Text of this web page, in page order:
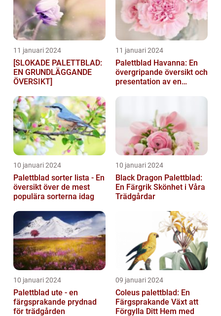
11 januari 2024
[SLOKADE PALETTBLAD:
EN GRUNDLÄGGANDE
ÖVERSIKT]
11 januari 2024
Palettblad Havanna: En
övergripande översikt och
presentation av en
10 januari 2024
Palettblad sorter lista - En
översikt över de mest
populära sorterna idag
10 januari 2024
Black Dragon Palettblad:
En Färgrik Skönhet i Våra
Trädgårdar
10 januari 2024
Palettblad ute - en
färgsprakande prydnad
för trädgården
09 januari 2024
Coleus palettblad: En
Färgsprakande Växt att
Förgylla Ditt Hem med